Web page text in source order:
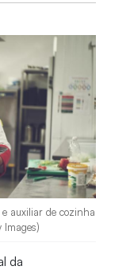
auxiliar de cozinha
Images)
da